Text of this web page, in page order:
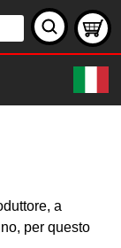
a
per questo